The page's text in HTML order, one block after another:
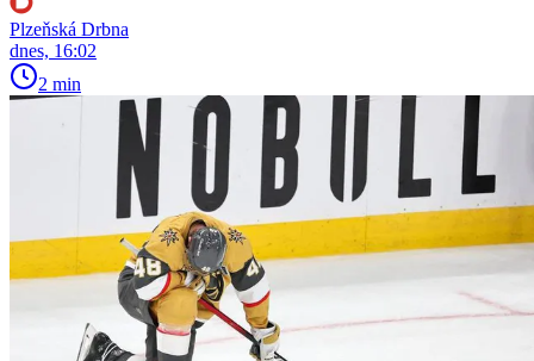
Plzeňská Drbna
dnes, 16:02
2 min